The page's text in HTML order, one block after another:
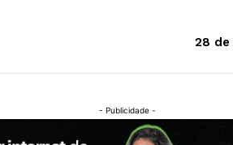
28 de
- Publicidade -